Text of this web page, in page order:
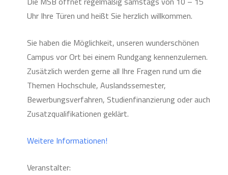
Uhr Ihre Türen und heißt Sie herzlich willkommen.
Sie haben die Möglichkeit, unseren wunderschönen
Campus vor Ort bei einem Rundgang kennenzulernen.
Zusätzlich werden gerne all Ihre Fragen rund um die
Themen Hochschule, Auslandssemester,
Bewerbungsverfahren, Studienfinanzierung oder auch
Zusatzqualifikationen geklärt.
Weitere Informationen!
Veranstalter: